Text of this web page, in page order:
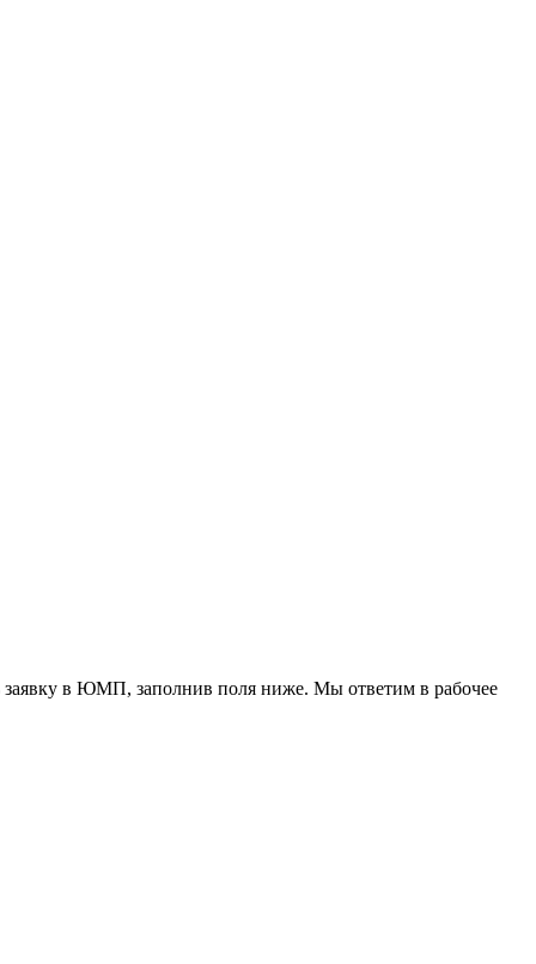
в ЮМП, заполнив поля ниже. Mы ответим в рабочее